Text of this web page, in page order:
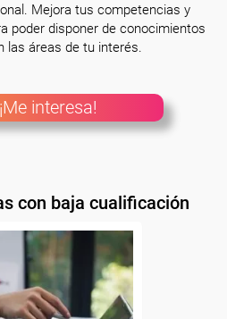
Mejora tus competencias y
poder disponer de conocimientos
las áreas de tu interés.
interesa!
con baja cualificación